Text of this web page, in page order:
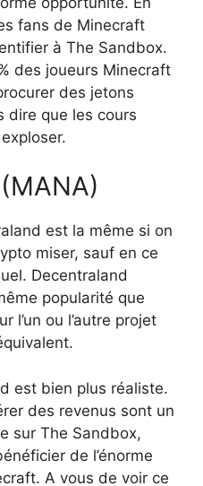
fans de Minecraft
à The Sandbox.
des joueurs Minecraft
des jetons
dire que les cours
est la même si on
miser, sauf en ce
Decentraland
popularité que
l’un ou l’autre projet
est bien plus réaliste.
des revenus sont un
sur The Sandbox,
de l’énorme
A vous de voir ce